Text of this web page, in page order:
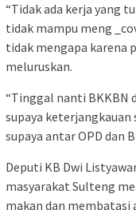
“Tidak ada kerja yang
tidak mampu meng
tidak mengapa karena
meluruskan.
“Tinggal nanti BKKBN
supaya
supaya antar OPD dan
Deputi KB Dwi
masyarakat Sulteng
makan dan membatasi